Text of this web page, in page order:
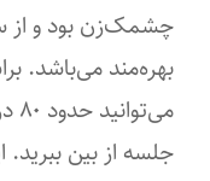
چشمک‌زن بود و از
بهره‌مند می‌باشد.
جلسه از بین